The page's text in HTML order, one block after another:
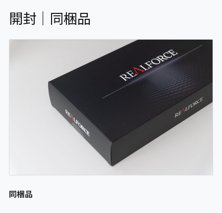
開封｜同梱品
同梱品